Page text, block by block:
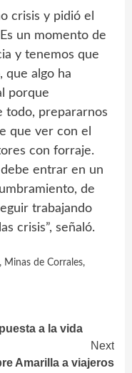
crisis y pidió el
un momento de
y tenemos que
que algo ha
porque
todo, prepararnos
que ver con el
con forraje.
entrar en un
de
trabajando
crisis”, señaló.
, Minas de Corrales,
a la vida
Next
Amarilla a viajeros